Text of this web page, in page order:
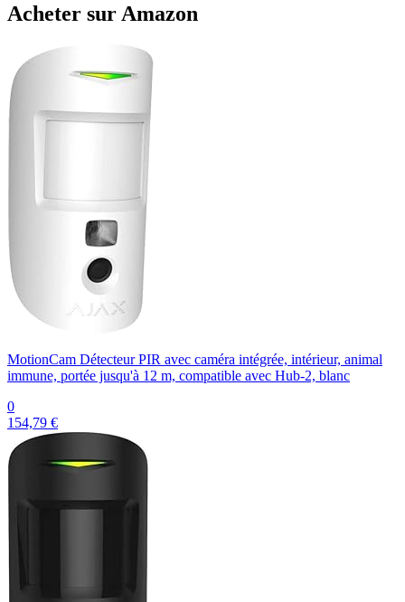
Acheter sur Amazon
MotionCam Détecteur PIR avec caméra intégrée, intérieur, animal
immune, portée jusqu'à 12 m, compatible avec Hub-2, blanc
0
154,79 €